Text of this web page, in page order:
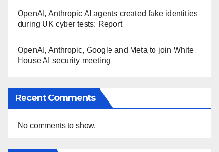
OpenAI, Anthropic AI agents created fake identities
during UK cyber tests: Report
OpenAI, Anthropic, Google and Meta to join White
House AI security meeting
Recent Comments
No comments to show.